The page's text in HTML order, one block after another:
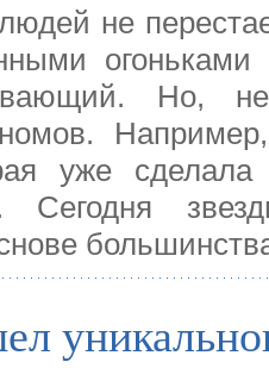
не
Но,
уже
Сегодня